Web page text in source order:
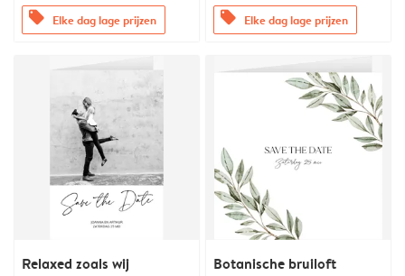
offers Elke dag lage prijzen offers Elke dag lage prijzen
Relaxed zoals wij Botanische bruiloft